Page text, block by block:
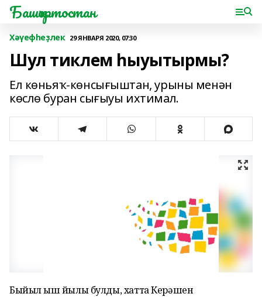
Башҡортостан
Хәүефһеҙлек 29 ЯНВАРЯ 2020, 07:30
Шул тиклем һыуытырмы?
Ел көньяҡ-көнсығыштан, урыны менән
көслө буран сығыуы ихтимал.
Быйыл ҡыш йылы булды, хатта Керәшен